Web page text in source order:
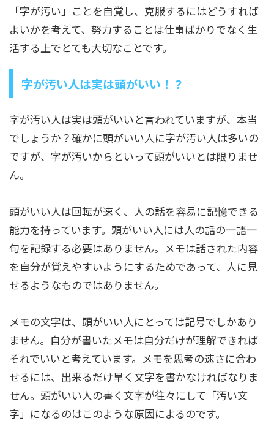
「字が汚い」ことを自覚し、克服するにはどうすれば
よいかを考えて、努力することは仕事ばかりでなく生
活する上でとても大切なことです。
字が汚い人は実は頭がいい！？
字が汚い人は実は頭がいいと言われていますが、本当
でしょうか？確かに頭がいい人に字が汚い人は多いの
ですが、字が汚いからといって頭がいいとは限りませ
ん。
頭がいい人は回転が速く、人の話を容易に記憶できる
能力を持っています。頭がいい人には人の話の一語一
句を記録する必要はありません。メモは話された内容
を自分が覚えやすいようにするためであって、人に見
せるようなものではありません。
メモの文字は、頭がいい人にとっては記号でしかあり
ません。自分が書いたメモは自分だけが理解できれば
それでいいと考えています。メモを思考の速さに合わ
せるには、出来るだけ早く文字を書かなければなりま
せん。頭がいい人の書く文字が往々にして「汚い文
字」になるのはこのような原因によるのです。